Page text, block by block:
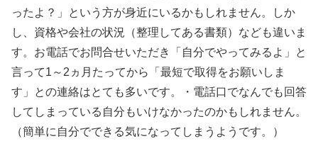
ったよ？」という方が身近にいるかもしれません。しか
し、資格や会社の状況（整理してある書類）なども違いま
す。お電話でお問合せいただき「自分でやってみるよ」と
言って1～2ヵ月たってから「最短で取得をお願いしま
す」との連絡はとても多いです。・電話口でなんでも回答
してしまっている自分もいけなかったのかもしれません。
（簡単に自分でできる気になってしまうようです。）